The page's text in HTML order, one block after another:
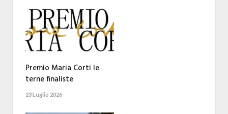
Premio Maria Corti le
terne finaliste
23 Luglio 2026